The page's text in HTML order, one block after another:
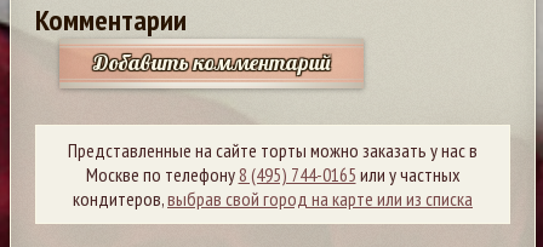
Комментарии
Добавить комментарий
Представленные на сайте торты можно заказать у нас в
Москве по телефону8 (495) 744-0165 или у частных
кондитеров,выбрав свой город на карте или из списка